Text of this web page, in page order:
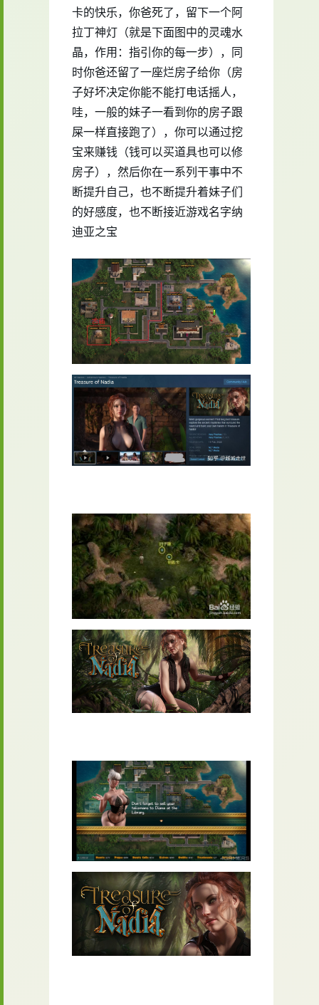
卡的快乐，你爸死了，留下一个阿
拉丁神灯（就是下面图中的灵魂水
晶，作用：指引你的每一步），同
时你爸还留了一座烂房子给你（房
子好坏决定你能不能打电话摇人，
哇，一般的妹子一看到你的房子跟
屎一样直接跑了），你可以通过挖
宝来赚钱（钱可以买道具也可以修
房子），然后你在一系列干事中不
断提升自己，也不断提升着妹子们
的好感度，也不断接近游戏名字纳
迪亚之宝